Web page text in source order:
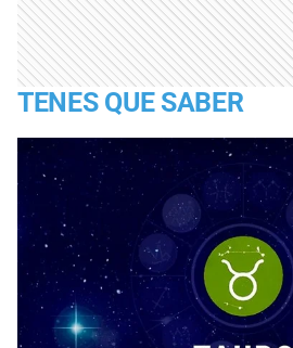
TENES QUE SABER